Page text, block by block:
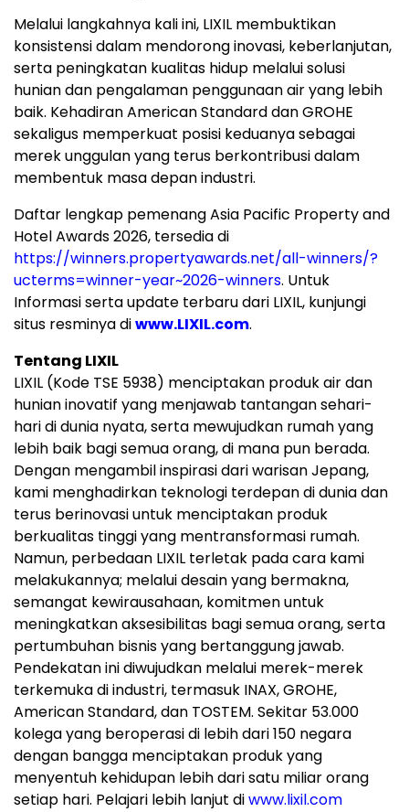
Melalui langkahnya kali ini, LIXIL membuktikan
konsistensi dalam mendorong inovasi, keberlanjutan,
serta peningkatan kualitas hidup melalui solusi
hunian dan pengalaman penggunaan air yang lebih
baik. Kehadiran American Standard dan GROHE
sekaligus memperkuat posisi keduanya sebagai
merek unggulan yang terus berkontribusi dalam
membentuk masa depan industri.
Daftar lengkap pemenang Asia Pacific Property and
Hotel Awards 2026, tersedia di
https://winners.propertyawards.net/all-winners/?
ucterms=winner-year~2026-winners. Untuk
Informasi serta update terbaru dari LIXIL, kunjungi
situs resminya diwww.LIXIL.com.
Tentang LIXIL
LIXIL (Kode TSE 5938) menciptakan produk air dan
hunian inovatif yang menjawab tantangan sehari-
hari di dunia nyata, serta mewujudkan rumah yang
lebih baik bagi semua orang, di mana pun berada.
Dengan mengambil inspirasi dari warisan Jepang,
kami menghadirkan teknologi terdepan di dunia dan
terus berinovasi untuk menciptakan produk
berkualitas tinggi yang mentransformasi rumah.
Namun, perbedaan LIXIL terletak pada cara kami
melakukannya; melalui desain yang bermakna,
semangat kewirausahaan, komitmen untuk
meningkatkan aksesibilitas bagi semua orang, serta
pertumbuhan bisnis yang bertanggung jawab.
Pendekatan ini diwujudkan melalui merek-merek
terkemuka di industri, termasuk INAX, GROHE,
American Standard, dan TOSTEM. Sekitar 53.000
kolega yang beroperasi di lebih dari 150 negara
dengan bangga menciptakan produk yang
menyentuh kehidupan lebih dari satu miliar orang
setiap hari. Pelajari lebih lanjut diwww.lixil.com